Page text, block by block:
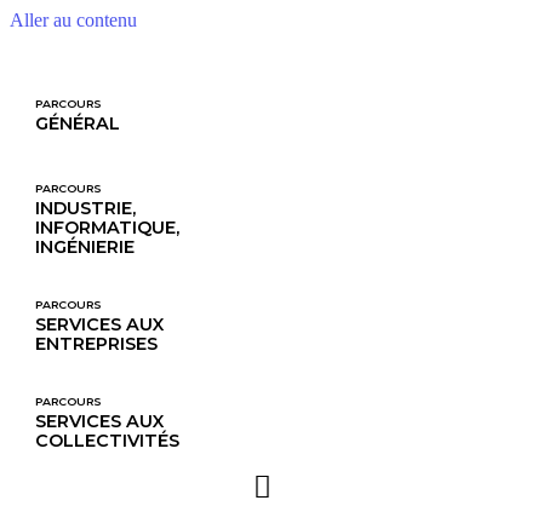
Aller au contenu
PARCOURS
GÉNÉRAL
PARCOURS
INDUSTRIE,
INFORMATIQUE,
INGÉNIERIE
PARCOURS
SERVICES AUX
ENTREPRISES
PARCOURS
SERVICES AUX
COLLECTIVITÉS